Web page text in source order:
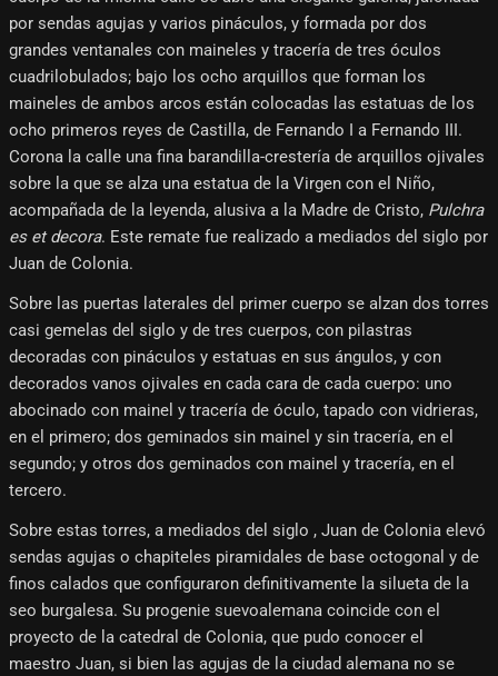
por sendas agujas y varios pináculos, y formada por dos
grandes ventanales con maineles y tracería de tres óculos
cuadrilobulados; bajo los ocho arquillos que forman los
maineles de ambos arcos están colocadas las estatuas de los
ocho primeros reyes de Castilla, de Fernando I a Fernando III.
Corona la calle una fina barandilla-crestería de arquillos ojivales
sobre la que se alza una estatua de la Virgen con el Niño,
acompañada de la leyenda, alusiva a la Madre de Cristo, Pulchra
es et decora. Este remate fue realizado a mediados del siglo por
Juan de Colonia.
Sobre las puertas laterales del primer cuerpo se alzan dos torres
casi gemelas del siglo y de tres cuerpos, con pilastras
decoradas con pináculos y estatuas en sus ángulos, y con
decorados vanos ojivales en cada cara de cada cuerpo: uno
abocinado con mainel y tracería de óculo, tapado con vidrieras,
en el primero; dos geminados sin mainel y sin tracería, en el
segundo; y otros dos geminados con mainel y tracería, en el
tercero.
Sobre estas torres, a mediados del siglo , Juan de Colonia elevó
sendas agujas o chapiteles piramidales de base octogonal y de
finos calados que configuraron definitivamente la silueta de la
seo burgalesa. Su progenie suevoalemana coincide con el
proyecto de la catedral de Colonia, que pudo conocer el
maestro Juan, si bien las agujas de la ciudad alemana no se